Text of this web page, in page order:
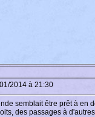
2014 à 21:30
semblait être prêt à en
des passages à